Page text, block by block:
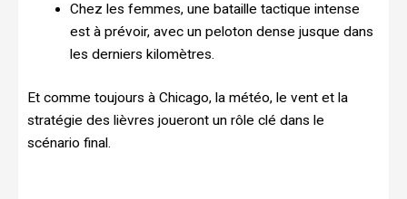
Chez les femmes, une bataille tactique intense
est à prévoir, avec un peloton dense jusque dans
les derniers kilomètres.
Et comme toujours à Chicago, la météo, le vent et la
stratégie des lièvres joueront un rôle clé dans le
scénario final.